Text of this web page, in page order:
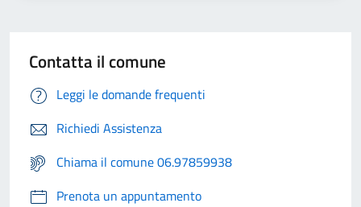
Contatta il comune
Leggi le domande frequenti
Richiedi Assistenza
Chiama il comune 06.97859938
Prenota un appuntamento